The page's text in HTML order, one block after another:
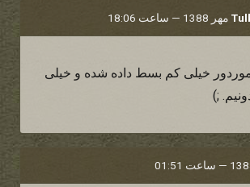
موردور خیلی کم بسط داده شده و خیلی
;)